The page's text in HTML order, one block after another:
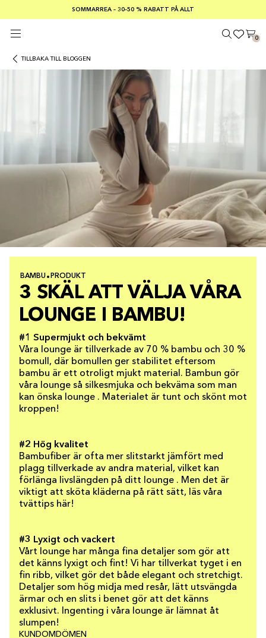
SOMMARREA – 30–50 % RABATT PÅ ALLT
FRI FRAKT PÅ KÖP ÖVER €100
Säker betalning med
0
TILLBAKA TILL BLOGGEN
BAMBU PRODUKT
3 SKÄL ATT VÄLJA VÅRA
LOUNGE I BAMBU!
#1 Supermjukt och bekvämt
Våra lounge är tillverkade av 70 % bambu och 30 %
bomull, där bomullen ger stabilitet eftersom
bambu är ett otroligt mjukt material. Bambun gör
våra lounge så silkesmjuka och bekväma som man
kan önska lounge . Materialet är tunt och skönt mot
kroppen!
#2 Hög kvalitet
Bambufiber är ofta mer slitstarkt jämfört med
plagg tillverkade av andra material, vilket kan
förlänga livslängden på ditt lounge . Men det är
viktigt att sköta kläderna på rätt sätt, läs våra
tvättips här!
#3 Lyxigt och vackert
Vårt lounge har många fina detaljer som gör att
det känns lyxigt och fint! Vi har tillverkat tyget i en
fin ribb, vilket gör det både elegant och stretchigt.
Detaljer som hög midja med resår, lätt utsvängda
ärmar och en slits i benet gör att det känns
exklusivt. Ingenting i våra lounge är lämnat åt
slumpen!
KUNDOMDÖMEN